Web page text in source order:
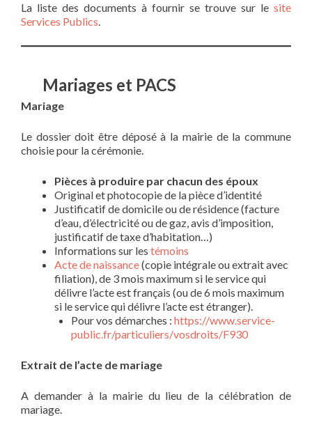
La liste des documents à fournir se trouve sur le site
Services Publics.
Mariages et PACS
Mariage
Le dossier doit être déposé à la mairie de la commune
choisie pour la cérémonie.
Pièces à produire par chacun des époux
Original et photocopie de la pièce d’identité
Justificatif de domicile ou de résidence (facture
d’eau, d’électricité ou de gaz, avis d’imposition,
justificatif de taxe d’habitation…)
Informations sur les témoins
Acte de naissance(copie intégrale ou extrait avec
filiation), de 3 mois maximum si le service qui
délivre l’acte est français (ou de 6 mois maximum
si le service qui délivre l’acte est étranger).
Pour vos démarches : https://www.service-
public.fr/particuliers/vosdroits/F930
Extrait de l’acte de mariage
A demander à la mairie du lieu de la célébration de
mariage.